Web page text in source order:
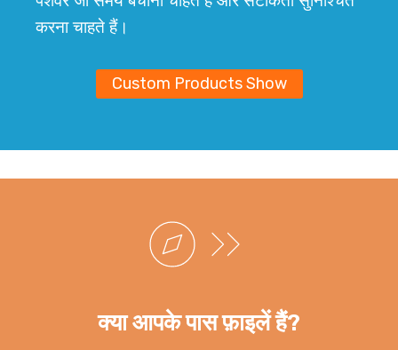
करना चाहते हैं।
Custom Products Show
क्या आपके पास फ़ाइलें हैं?